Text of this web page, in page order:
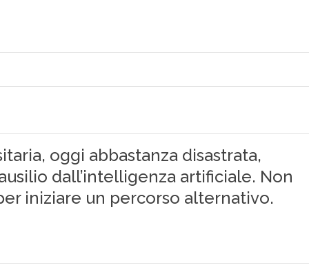
oggi abbastanza disastrata,
dall’intelligenza artificiale. Non
iniziare un percorso alternativo.